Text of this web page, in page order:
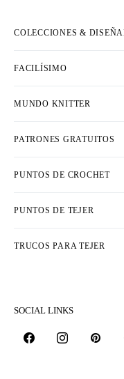
COLECCIONES &
FACILÍSIMO
MUNDO KNITTER
PATRONES GRATUITOS
PUNTOS DE CROCHET
PUNTOS DE TEJER
TRUCOS PARA TEJER
SOCIAL LINKS